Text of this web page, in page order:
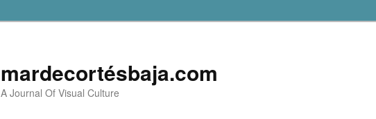
mardecortésbaja.com
A Journal Of Visual Culture